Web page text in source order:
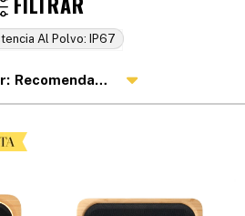
Al Polvo: IP67
Recomendados